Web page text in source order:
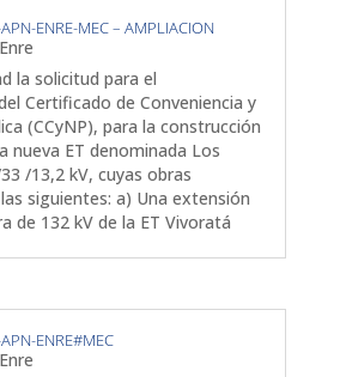
ENRE-MEC – AMPLIACION
Enre
la solicitud para el
Certificado de Conveniencia y
(CCyNP), para la construcción
nueva ET denominada Los
/13,2 kV, cuyas obras
siguientes: a) Una extensión
de 132 kV de la ET Vivoratá
ENRE#MEC
Enre